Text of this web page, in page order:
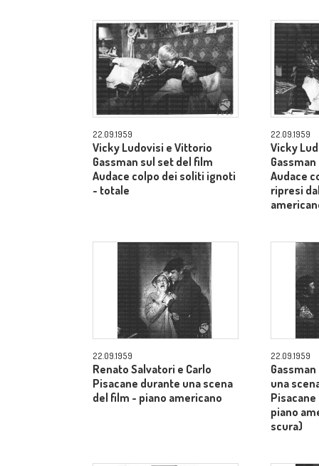
22.09.1959
Vicky Ludovisi e Vittorio
Gassman sul set del film
Audace colpo dei soliti ignoti
- totale
22.09.1959
Vicky
Audace
ripresi
22.09.1959
Renato Salvatori e Carlo
Pisacane durante una scena
del film - piano americano
22.09.1959
una
piano
scura)